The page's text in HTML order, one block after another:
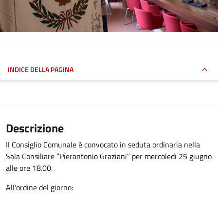
INDICE DELLA PAGINA
Descrizione
Il Consiglio Comunale è convocato in seduta ordinaria nella
Sala Consiliare “Pierantonio Graziani” per mercoledì 25 giugno
alle ore 18.00.
All'ordine del giorno: